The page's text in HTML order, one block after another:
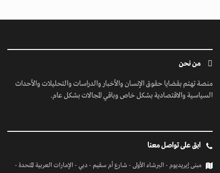
من نحن
منصة تهتم بقضايا حقوق الإنسان والأخبار والدراسات والتحليلات والأحداث
السياسية والاقتصادية بشكل خاص وباقي المجالات بشكل عام.
ابق على تواصل معنا
مبنى إيريديوم - البرشاء الأولى - شارع أم سقيم - دبي - الإمارات العربية المتحدة -